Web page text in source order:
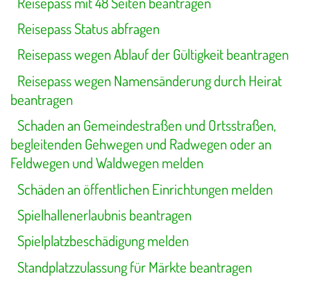
Reisepass Status abfragen
Reisepass wegen Ablauf der Gültigkeit beantragen
Reisepass wegen Namensänderung durch Heirat
beantragen
Schaden an Gemeindestraßen und Ortsstraßen,
begleitenden Gehwegen und Radwegen oder an
Feldwegen und Waldwegen melden
Schäden an öffentlichen Einrichtungen melden
Spielhallenerlaubnis beantragen
Spielplatzbeschädigung melden
Standplatzzulassung für Märkte beantragen